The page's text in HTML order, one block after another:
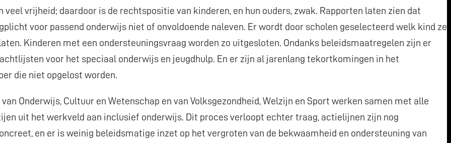
veel vrijheid; daardoor is de rechtspositie van kinderen, en hun ouders, zwak. Rapporten laten zien dat
voor passend onderwijs niet of onvoldoende naleven. Er wordt door scholen geselecteerd welk kind ze
Kinderen met een ondersteuningsvraag worden zo uitgesloten. Ondanks beleidsmaatregelen zijn er
voor het speciaal onderwijs en jeugdhulp. En er zijn al jarenlang tekortkomingen in het
die niet opgelost worden.
Onderwijs, Cultuur en Wetenschap en van Volksgezondheid, Welzijn en Sport werken samen met alle
uit het werkveld aan inclusief onderwijs. Dit proces verloopt echter traag, actielijnen zijn nog
en er is weinig beleidsmatige inzet op het vergroten van de bekwaamheid en ondersteuning van